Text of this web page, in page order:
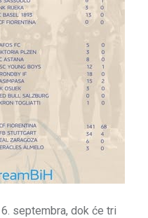
septembra, dok će tri